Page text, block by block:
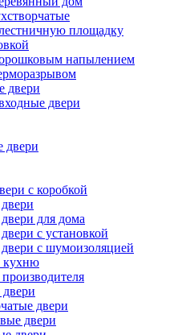
площадку
напылением
двери
двери
двери
с коробкой
для дома
с установкой
с шумоизоляцией
кухню
двери
двери